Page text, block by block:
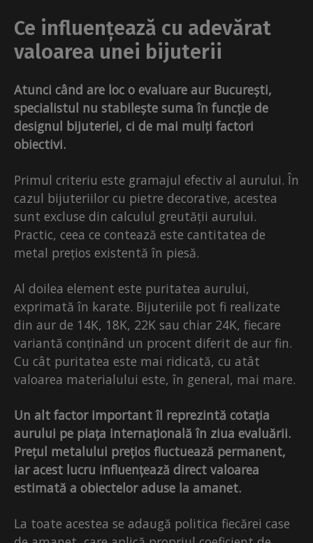
Ce influențează cu adevărat
valoarea unei bijuterii
Atunci când are loc o evaluare aur București,
specialistul nu stabilește suma în funcție de
designul bijuteriei, ci de mai mulți factori
obiectivi.
Primul criteriu este gramajul efectiv al aurului. În
cazul bijuteriilor cu pietre decorative, acestea
sunt excluse din calculul greutății aurului.
Practic, ceea ce contează este cantitatea de
metal prețios existentă în piesă.
Al doilea element este puritatea aurului,
exprimată în karate. Bijuteriile pot fi realizate
din aur de 14K, 18K, 22K sau chiar 24K, fiecare
variantă conținând un procent diferit de aur fin.
Cu cât puritatea este mai ridicată, cu atât
valoarea materialului este, în general, mai mare.
Un alt factor important îl reprezintă cotația
aurului pe piața internațională în ziua evaluării.
Prețul metalului prețios fluctuează permanent,
iar acest lucru influențează direct valoarea
estimată a obiectelor aduse la amanet.
La toate acestea se adaugă politica fiecărei case